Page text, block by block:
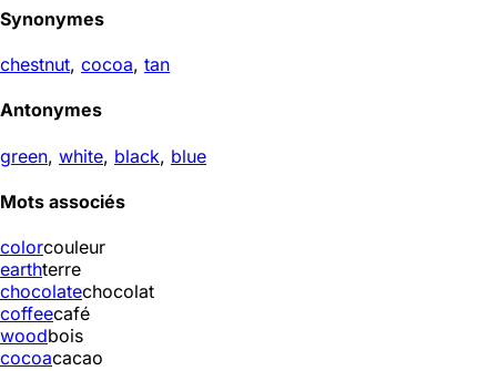
Synonymes
chestnut, cocoa, tan
Antonymes
green, white, black, blue
Mots associés
colorcouleur
earthterre
chocolatechocolat
coffeecafé
woodbois
cocoacacao